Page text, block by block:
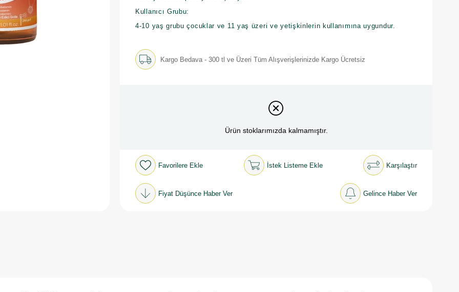
Kullanıcı Grubu:
4-10 yaş grubu çocuklar ve 11 yaş üzeri ve yetişkinlerin kullanımına uygundur.
Kargo Bedava - 300 tl ve Üzeri Tüm Alışverişlerinizde Kargo Ücretsiz
Ürün stoklarımızda kalmamıştır.
Favorilere Ekle İstek Listeme Ekle Karşılaştır
Fiyat Düşünce Haber Ver Gelince Haber Ver